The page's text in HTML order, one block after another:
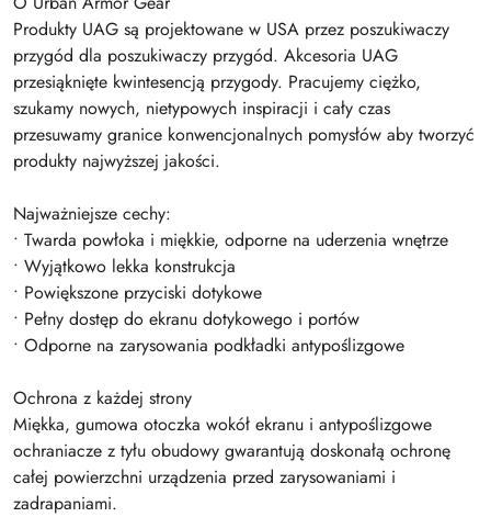
Produkty UAG są projektowane w USA przez poszukiwaczy
przygód dla poszukiwaczy przygód. Akcesoria UAG
przesiąknięte kwintesencją przygody. Pracujemy ciężko,
szukamy nowych, nietypowych inspiracji i cały czas
przesuwamy granice konwencjonalnych pomysłów aby tworzyć
produkty najwyższej jakości.
Najważniejsze cechy:
• Twarda powłoka i miękkie, odporne na uderzenia wnętrze
• Wyjątkowo lekka konstrukcja
• Powiększone przyciski dotykowe
• Pełny dostęp do ekranu dotykowego i portów
• Odporne na zarysowania podkładki antypoślizgowe
Ochrona z każdej strony
Miękka, gumowa otoczka wokół ekranu i antypoślizgowe
ochraniacze z tyłu obudowy gwarantują doskonałą ochronę
całej powierzchni urządzenia przed zarysowaniami i
zadrapaniami.